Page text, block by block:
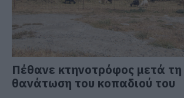
Πέθανε κτηνοτρόφος μετά τη
θανάτωση του κοπαδιού του